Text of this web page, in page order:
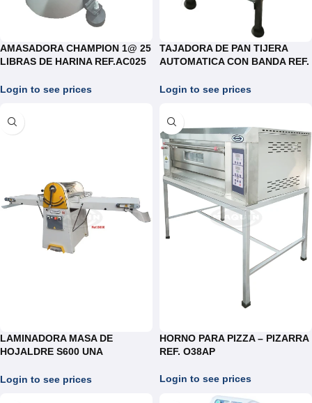
AMASADORA CHAMPION 1@ 25
LIBRAS DE HARINA REF.AC025
Login to see prices
TAJADORA DE PAN TIJERA
AUTOMATICA CON BANDA REF.
Login to see prices
LAMINADORA MASA DE
HOJALDRE S600 UNA
Login to see prices
HORNO PARA PIZZA – PIZARRA
REF. O38AP
Login to see prices